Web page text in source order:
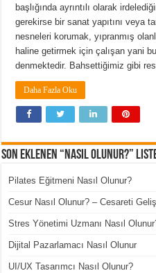
başlığında ayrıntılı olarak
gerekirse bir sanat yapıtını veya
nesneleri korumak, yıpranmış
haline getirmek için çalışan yani
denmektedir. Bahsettiğimiz gibi
Daha Fazla Oku
Son Eklenen “Nasıl Olunur?”
Pilates Eğitmeni Nasıl Olunur?
Cesur Nasıl Olunur? – Cesareti
Stres Yönetimi Uzmanı Nasıl
Dijital Pazarlamacı Nasıl Olunur
UI/UX Tasarımcı Nasıl Olunur?